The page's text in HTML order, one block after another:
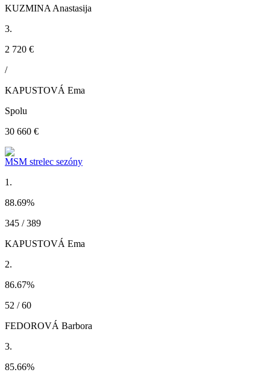
KUZMINA Anastasija
3.
2 720 €
/
KAPUSTOVÁ Ema
Spolu
30 660 €
MSM strelec sezóny
1.
88.69%
345 / 389
KAPUSTOVÁ Ema
2.
86.67%
52 / 60
FEDOROVÁ Barbora
3.
85.66%